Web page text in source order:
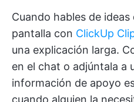
Cuando hables de
pantalla con ClickUp
una explicación larga.
en el chat o adjúntala a
información de apoyo
cuando alguien la